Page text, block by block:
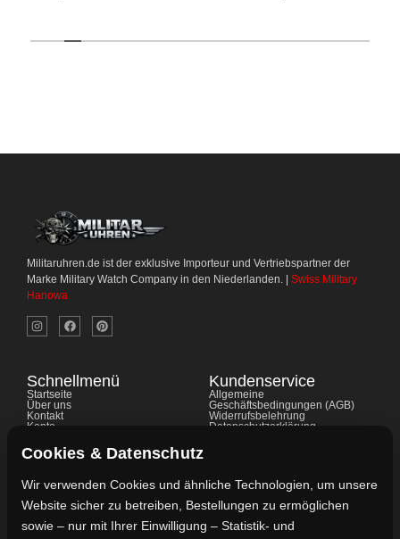
Militaruhren.de ist der exklusive Importeur und Vertriebspartner der
Marke Military Watch Company in den Niederlanden. | Swiss Military
Hanowa
Schnellmenü
Startseite
Über uns
Kontakt
Konto
FAQ's
Ratgeber
Kundenservice
Allgemeine
Geschäftsbedingungen (AGB)
Widerrufsbelehrung
Datenschutzerklärung
Kontaktdaten
Cookies & Datenschutz
Wir verwenden Cookies und ähnliche Technologien, um unsere
Website sicher zu betreiben, Bestellungen zu ermöglichen
sowie – nur mit Ihrer Einwilligung – Statistik- und